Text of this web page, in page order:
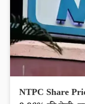
NTPC Share